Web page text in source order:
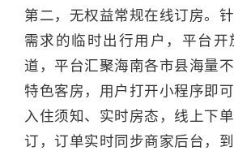
第二，无权益常规在线订房。
需求的临时出行用户，平台
道，平台汇聚海南各市县海量
特色客房，用户打开小程序即可
入住须知、实时房态，线上下
订，订单实时同步商家后台，